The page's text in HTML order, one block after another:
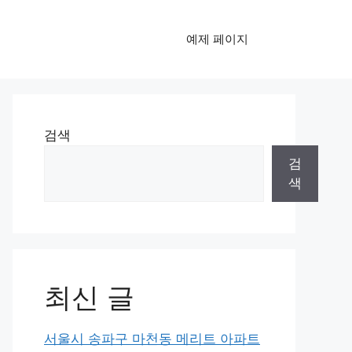
예제 페이지
검색
검
색
최신 글
서울시 송파구 마천동 메리트 아파트